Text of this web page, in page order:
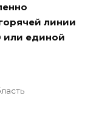
линии
или единой